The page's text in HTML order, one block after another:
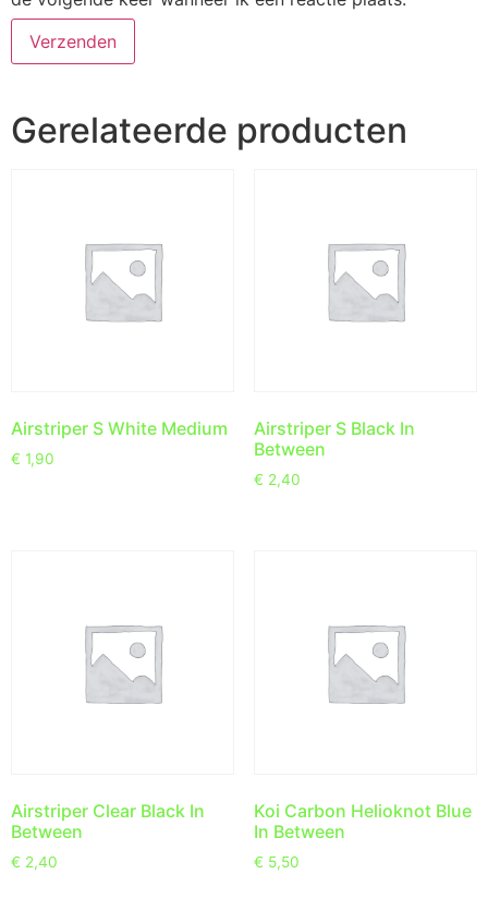
Gerelateerde producten
Airstriper S White Medium
€ 1,90
Airstriper S Black In
Between
€ 2,40
Airstriper Clear Black In
Between
€ 2,40
Koi Carbon Helioknot Blue
In Between
€ 5,50